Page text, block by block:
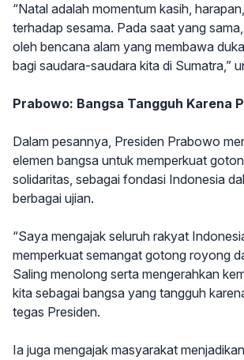
“Natal adalah momentum kasih,
terhadap sesama. Pada saat yang
oleh bencana alam yang membawa
bagi saudara-saudara kita di Sumatra,”
Prabowo: Bangsa Tangguh Karena
Dalam pesannya, Presiden Prabowo
elemen bangsa untuk memperkuat
solidaritas, sebagai fondasi Indonesia
berbagai ujian.
“Saya mengajak seluruh rakyat
memperkuat semangat gotong royong
Saling menolong serta mengerahkan
kita sebagai bangsa yang tangguh
tegas Presiden.
Ia juga mengajak masyarakat